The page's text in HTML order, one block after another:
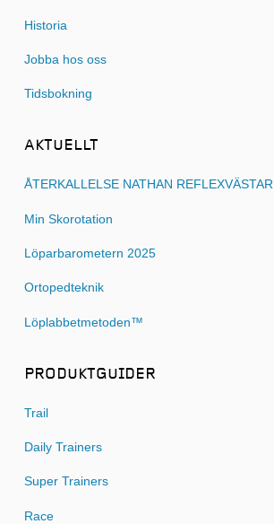
Historia
Jobba hos oss
Tidsbokning
AKTUELLT
ÅTERKALLELSE NATHAN REFLEXVÄSTAR
Min Skorotation
Löparbarometern 2025
Ortopedteknik
Löplabbetmetoden™
PRODUKTGUIDER
Trail
Daily Trainers
Super Trainers
Race